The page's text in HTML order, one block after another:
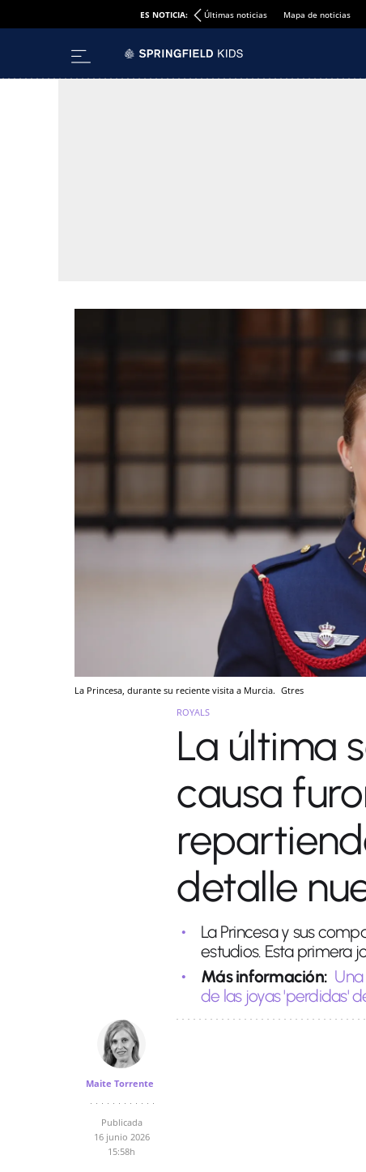
ES NOTICIA: Últimas noticias Mapa de noticias
La Princesa, durante su reciente visita a Murcia. Gtres
ROYALS
La última
causa
detalle
La Princesa y sus
estudios. Esta primera
Más información:
de las joyas 'perdidas'
Maite Torrente
Publicada
16 junio 2026
15:58h